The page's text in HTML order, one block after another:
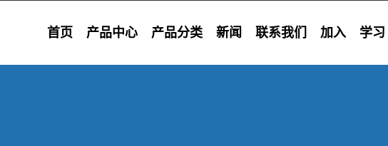
首页 产品中心 产品分类 新闻 联系我们 加入 学习